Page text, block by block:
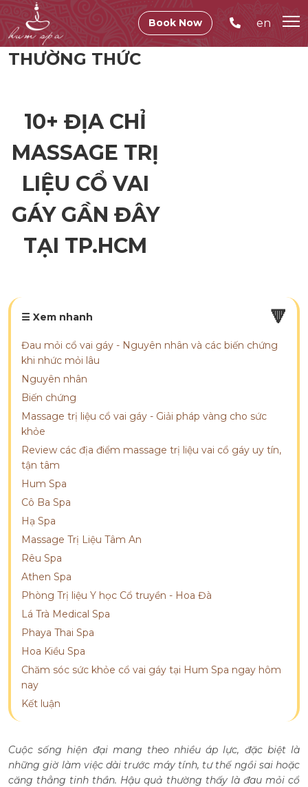
Book Now en
THƯỜNG THỨC
10+ ĐỊA CHỈ
MASSAGE TRỊ
LIỆU CỔ VAI
GÁY GẦN ĐÂY
TẠI TP.HCM
☰ Xem nhanh 🔻
Đau mỏi cổ vai gáy - Nguyên nhân và các biến chứng
khi nhức mỏi lâu
Nguyên nhân
Biến chứng
Massage trị liệu cổ vai gáy - Giải pháp vàng cho sức
khỏe
Review các địa điểm massage trị liệu vai cổ gáy uy tín,
tận tâm
Hum Spa
Cô Ba Spa
Hạ Spa
Massage Trị Liệu Tâm An
Rêu Spa
Athen Spa
Phòng Trị liệu Y học Cổ truyền - Hoa Đà
Lá Trà Medical Spa
Phaya Thai Spa
Hoa Kiều Spa
Chăm sóc sức khỏe cổ vai gáy tại Hum Spa ngay hôm
nay
Kết luận
Cuộc sống hiện đại mang theo nhiều áp lực, đặc biệt là
những giờ làm việc dài trước máy tính, tư thế ngồi sai hoặc
căng thẳng tinh thần. Hậu quả thường thấy là đau mỏi cổ